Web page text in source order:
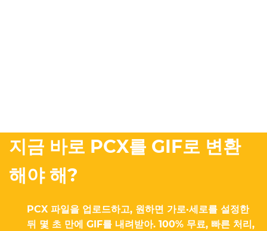
지금 바로 PCX를 GIF로 변환
해야 해?
PCX 파일을 업로드하고, 원하면 가로·세로를 설정한
뒤 몇 초 만에 GIF를 내려받아. 100% 무료, 빠른 처리,